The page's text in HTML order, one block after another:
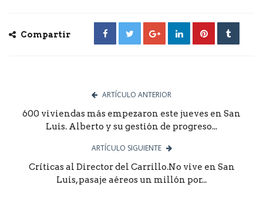
Compartir
ARTÍCULO ANTERIOR
600 viviendas más empezaron este jueves en San
Luis. Alberto y su gestión de progreso...
ARTÍCULO SIGUIENTE
Críticas al Director del Carrillo.No vive en San
Luis, pasaje aéreos un millón por...